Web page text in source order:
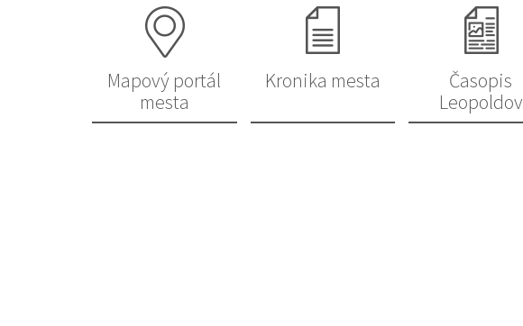
Mapový portál
mesta
Kronika mesta
Časopis
Leopoldov